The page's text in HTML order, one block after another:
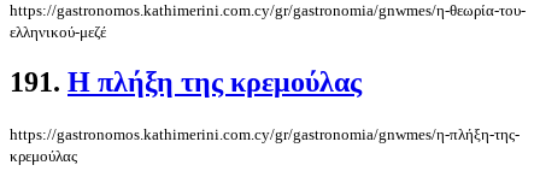
https://gastronomos.kathimerini.com.cy/gr/gastronomia/gnwmes/η-θεωρία-του-
ελληνικού-μεζέ
191. Η πλήξη της κρεμούλας
https://gastronomos.kathimerini.com.cy/gr/gastronomia/gnwmes/η-πλήξη-της-
κρεμούλας